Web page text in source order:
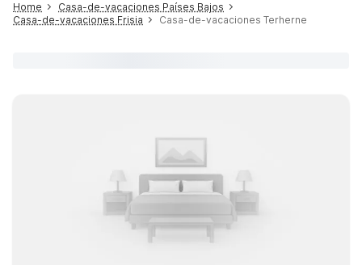
Home
Casa-de-vacaciones Países Bajos
Casa-de-vacaciones Frisia
Casa-de-vacaciones Terherne